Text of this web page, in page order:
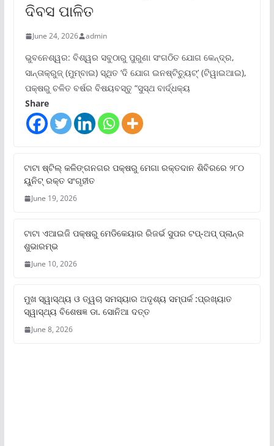
ଦିବସ ପାଳିତ
June 24, 2026 admin
ଭୁବନେଶ୍ୱର: ବିଶ୍ୱର ସବୁଠାରୁ ପୁରୁଣା ସଂଗଠିତ ଯୋଗ କେନ୍ଦ୍ର,
ସାନ୍ତାକ୍ରୁଜ୍ (ମୁମ୍ବାଇ) ସ୍ଥିତ ‘ଦି ଯୋଗ ଇନଷ୍ଟିଚ୍ୟୁଟ୍‌’ (ଟିୱାଇଆଇ),
ପକ୍ଷରୁ ଚଳିତ ବର୍ଷର ବିଷୟବସ୍ତୁ “ସୁସ୍ଥ ବାର୍ଦ୍ଧକ୍ୟ
Share
ଟାଟା ଷ୍ଟିଲ୍‌ କଳିଙ୍ଗନଗର ପକ୍ଷରୁ ମେଗା ରକ୍ତଦାନ ଶିବିରରେ ୨୮୦
ୟୁନିଟ୍‌ ରକ୍ତ ସଂଗୃହୀତ
June 19, 2026
ଟାଟା ଏଆଇଜି ପକ୍ଷରୁ ମେଡିକେୟାର ରିଜର୍ଭ ସୁପର ଟପ୍‌-ଅପ୍ ପ୍ଲାନ୍‌ର
ଶୁଭାରମ୍ଭ
June 10, 2026
ମୁଖ ସ୍ୱାସ୍ଥ୍ୟ ଓ ତ୍ୱଚା ସମସ୍ୟାର ଅଦୃଶ୍ୟ ସମ୍ପର୍କ :ପ୍ରଖ୍ୟାତ
ସ୍ୱାସ୍ଥ୍ୟ ବିଶେଷଜ୍ଞ ଡା. ସୋନିଆ ଦତ୍ତ
June 8, 2026